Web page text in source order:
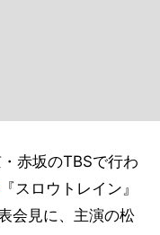
赤坂のTBSで行わ
『スロウトレイン』
会見に、主演の松